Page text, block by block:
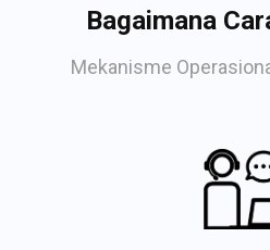
Bagaimana
Mekanisme